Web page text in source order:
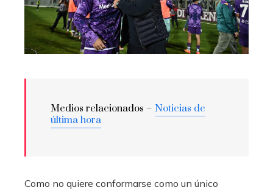
Medios relacionados – Noticias de
última hora
Como no quiere conformarse como un único